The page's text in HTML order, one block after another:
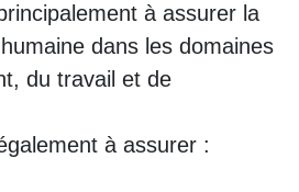
à assurer la
dans les domaines
du travail et de
à assurer :